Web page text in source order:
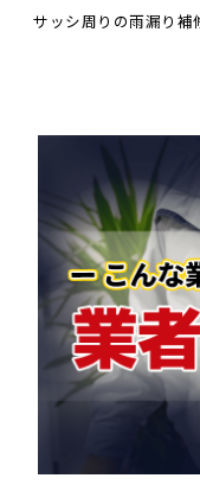
サッシ周りの雨漏り補